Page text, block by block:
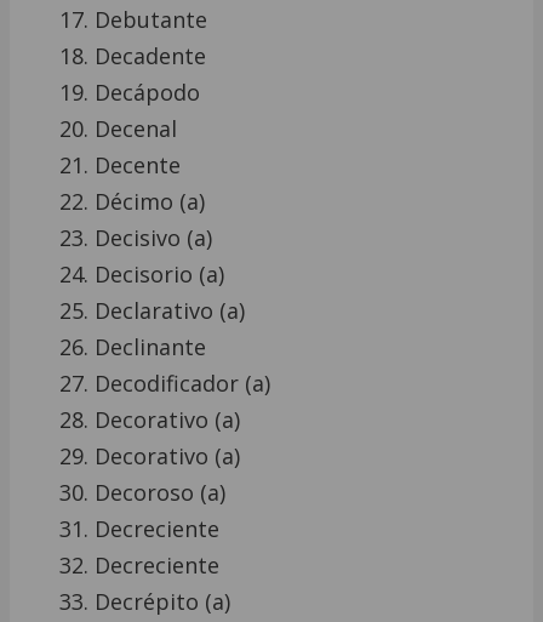
Debutante
Decadente
Decápodo
Decenal
Decente
Décimo (a)
Decisivo (a)
Decisorio (a)
Declarativo (a)
Declinante
Decodificador (a)
Decorativo (a)
Decorativo (a)
Decoroso (a)
Decreciente
Decreciente
Decrépito (a)